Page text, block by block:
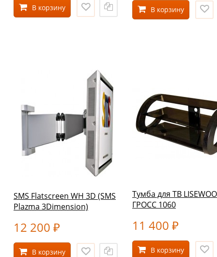
В корзину В корзину
SMS Flatscreen WH 3D (SMS
Plazma 3Dimension)
12 200 ₽
В корзину
Тумба для ТВ
ГРОСС 1060
11 400 ₽
В корзину